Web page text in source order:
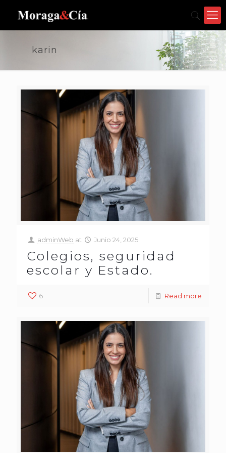
karin
adminWeb at Junio 24, 2025
Colegios, seguridad
escolar y Estado.
6 Read more